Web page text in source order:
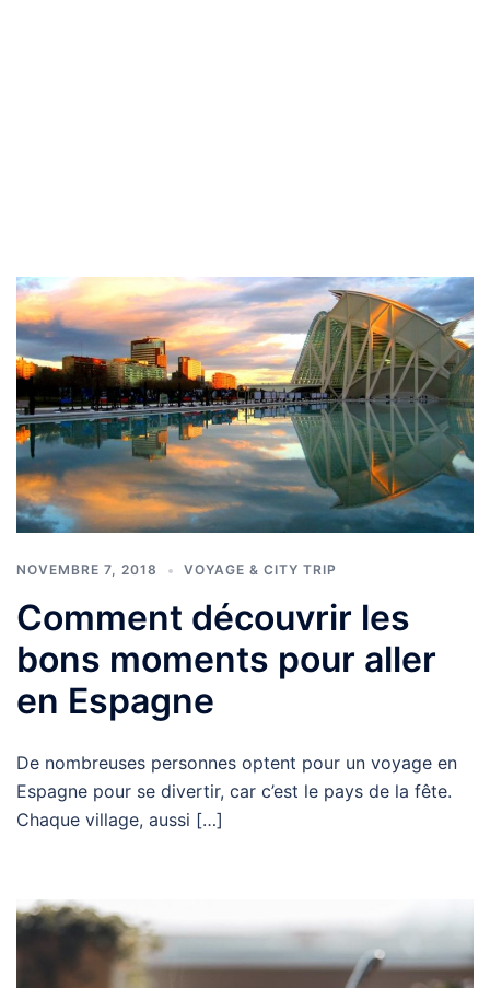
NOVEMBRE 7, 2018 VOYAGE & CITY TRIP
Comment découvrir les
bons moments pour aller
en Espagne
De nombreuses personnes optent pour un voyage en
Espagne pour se divertir, car c’est le pays de la fête.
Chaque village, aussi […]